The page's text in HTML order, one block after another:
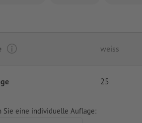
weiss
25
Sie eine individuelle Auflage: